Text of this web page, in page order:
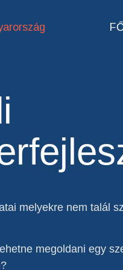
melyekre nem talál
megoldani egy